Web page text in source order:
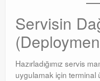
Servisin
Hazırladığımız servis
uygulamak için terminal